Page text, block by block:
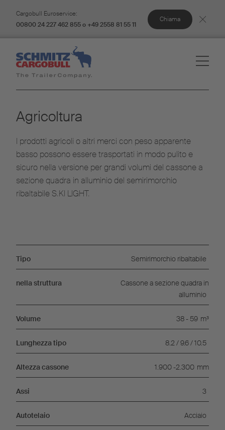
Cargobull Euroservice:
00800 24 227 462 855 o +49 2558 81 55 11
Chiama
Agricoltura
I prodotti agricoli o altri merci con peso apparente
basso possono essere trasportati in modo pulito e
sicuro nella versione per grandi volumi del cassone a
sezione quadra in alluminio del semirimorchio
ribaltabile S.KI LIGHT.
Tipo Semirimorchio ribaltabile
nella struttura
Cassone a sezione quadra in
alluminio
Volume 38 - 59 m³
Lunghezza tipo 8.2 / 9.6 / 10.5
Altezza cassone 1.900 -2.300 mm
Assi 3
Autotelaio Acciaio